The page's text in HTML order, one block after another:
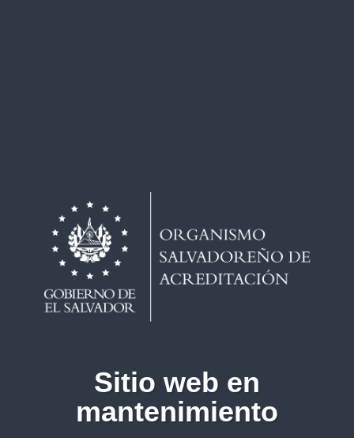
Sitio web en
mantenimiento